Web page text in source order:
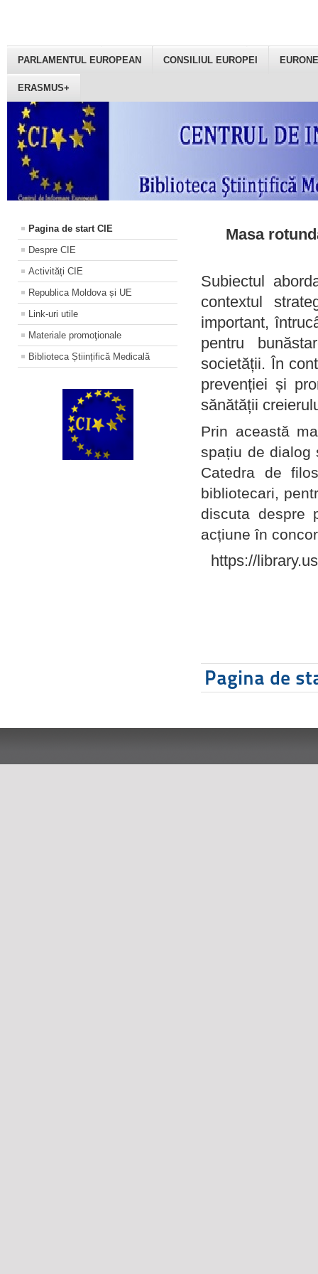
PARLAMENTUL EUROPEAN CONSILIUL EUROPEI
ERASMUS+
Pagina de start CIE
Despre CIE
Activități CIE
Republica Moldova și UE
Link-uri utile
Materiale promoţionale
Biblioteca Științifică Medicală
Masa
Subiectul
contextul
important,
pentru
societății. În
prevenției și
sănătății
Prin această
spațiu de dialog
Catedra de
bibliotecari,
discuta despre
acțiune în
https://
Pagina de